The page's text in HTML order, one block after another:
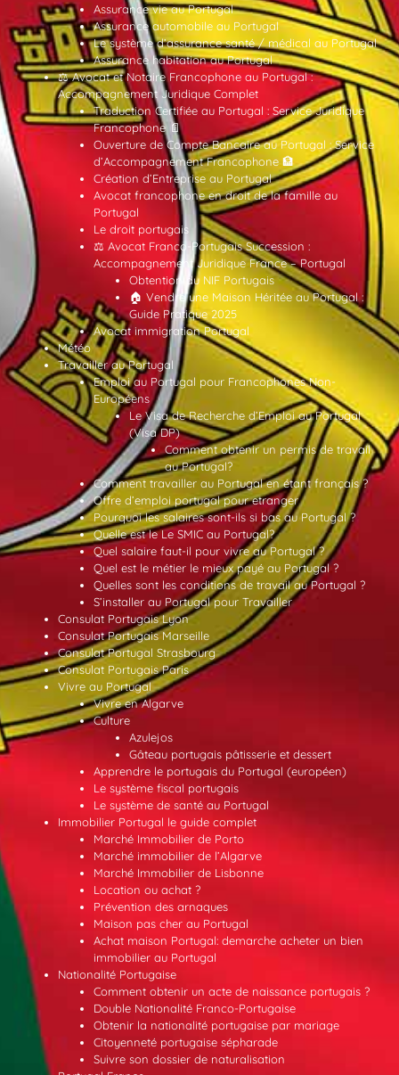
Assurance vie au Portugal
Assurance automobile au Portugal
Le système d’assurance santé / médical au Portugal
Assurance habitation au Portugal
⚖️ Avocat et Notaire Francophone au Portugal :
Accompagnement Juridique Complet
Traduction Certifiée au Portugal : Service Juridique
Francophone 📄
Ouverture de Compte Bancaire au Portugal : Service
d’Accompagnement Francophone 🏦
Création d’Entreprise au Portugal
Avocat francophone en droit de la famille au
Portugal
Le droit portugais
⚖️ Avocat Franco-Portugais Succession :
Accompagnement Juridique France – Portugal
Obtention du NIF Portugais
🏠 Vendre une Maison Héritée au Portugal :
Guide Pratique 2025
Avocat immigration Portugal
Météo
Travailler au Portugal
Emploi au Portugal pour Francophones Non-
Européens
Le Visa de Recherche d’Emploi au Portugal
(Visa DP)
Comment obtenir un permis de travail
au Portugal?
Comment travailler au Portugal en étant français ?
Offre d’emploi portugal pour etranger
Pourquoi les salaires sont-ils si bas au Portugal ?
Quelle est le Le SMIC au Portugal?
Quel salaire faut-il pour vivre au Portugal ?
Quel est le métier le mieux payé au Portugal ?
Quelles sont les conditions de travail au Portugal ?
S’installer au Portugal pour Travailler
Consulat Portugais Lyon
Consulat Portugais Marseille
Consulat Portugal Strasbourg
Consulat Portugais Paris
Vivre au Portugal
Vivre en Algarve
Culture
Azulejos
Gâteau portugais pâtisserie et dessert
Apprendre le portugais du Portugal (européen)
Le système fiscal portugais
Le système de santé au Portugal
Immobilier Portugal le guide complet
Marché Immobilier de Porto
Marché immobilier de l’Algarve
Marché Immobilier de Lisbonne
Location ou achat ?
Prévention des arnaques
Maison pas cher au Portugal
Achat maison Portugal: demarche acheter un bien
immobilier au Portugal
Nationalité Portugaise
Comment obtenir un acte de naissance portugais ?
Double Nationalité Franco-Portugaise
Obtenir la nationalité portugaise par mariage
Citoyenneté portugaise sépharade
Suivre son dossier de naturalisation